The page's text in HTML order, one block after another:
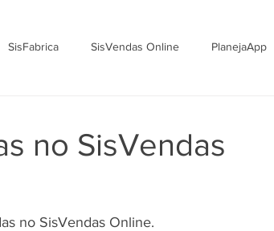
SisFabrica SisVendas Online PlanejaApp
no SisVendas
no SisVendas Online.